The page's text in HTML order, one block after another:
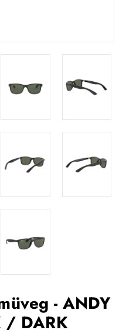
- ANDY
/ DARK